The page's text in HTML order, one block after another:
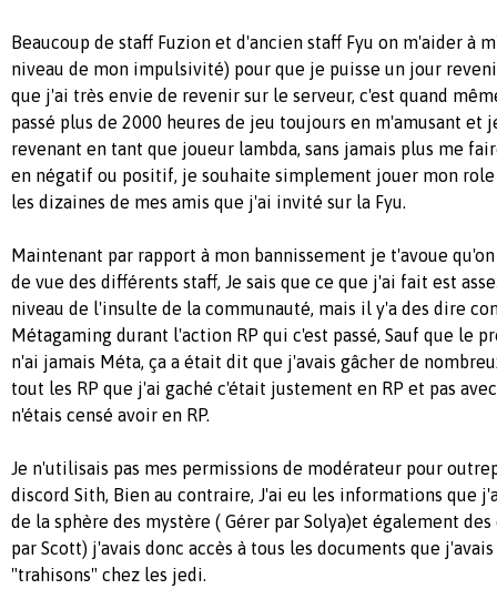
Beaucoup de staff Fuzion et d'ancien staff Fyu on m'aider à
niveau de mon impulsivité) pour que je puisse un jour
que j'ai très envie de revenir sur le serveur, c'est quand
passé plus de 2000 heures de jeu toujours en m'amusant et
revenant en tant que joueur lambda, sans jamais plus me
en négatif ou positif, je souhaite simplement jouer mon
les dizaines de mes amis que j'ai invité sur la Fyu.
Maintenant par rapport à mon bannissement je t'avoue
de vue des différents staff, Je sais que ce que j'ai fait est
niveau de l'insulte de la communauté, mais il y'a des dire
Métagaming durant l'action RP qui c'est passé, Sauf que le
n'ai jamais Méta, ça a était dit que j'avais gâcher de
tout les RP que j'ai gaché c'était justement en RP et pas
n'étais censé avoir en RP.
Je n'utilisais pas mes permissions de modérateur pour
discord Sith, Bien au contraire, J'ai eu les informations que
de la sphère des mystère ( Gérer par Solya)et également
par Scott) j'avais donc accès à tous les documents que
"trahisons" chez les jedi.